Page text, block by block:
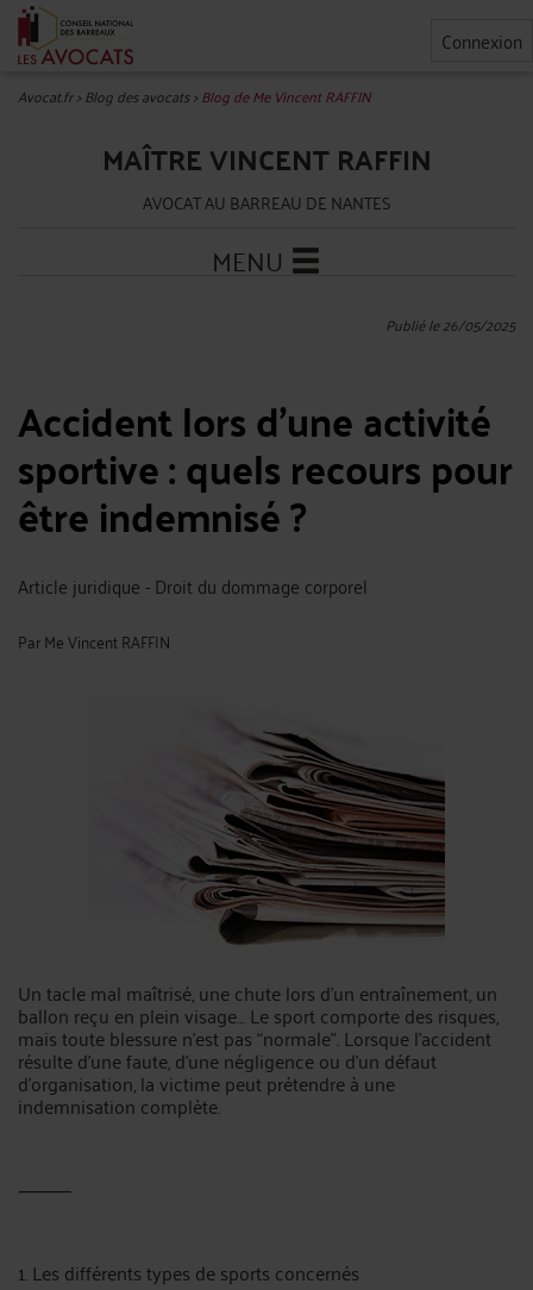
Connexion
Avocat.fr>Blog des avocats>Blog de Me Vincent RAFFIN
MAÎTRE VINCENT RAFFIN
AVOCAT AU BARREAU DE NANTES
MENU
Publié le 26/05/2025
Accident lors d’une activité
sportive : quels recours pour
être indemnisé ?
Article juridique - Droit du dommage corporel
ParMe Vincent RAFFIN
Un tacle mal maîtrisé, une chute lors d’un entraînement, un
ballon reçu en plein visage… Le sport comporte des risques,
mais toute blessure n’est pas “normale”. Lorsque l’accident
résulte d’une faute, d’une négligence ou d’un défaut
d’organisation, la victime peut prétendre à une
indemnisation complète.
⸻
1. Les différents types de sports concernés